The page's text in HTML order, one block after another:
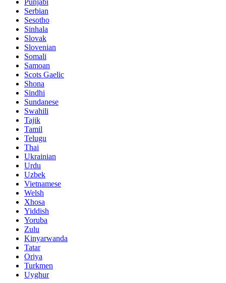
Serbian
Sesotho
Sinhala
Slovak
Slovenian
Somali
Samoan
Scots Gaelic
Shona
Sindhi
Sundanese
Swahili
Tajik
Tamil
Telugu
Thai
Ukrainian
Urdu
Uzbek
Vietnamese
Welsh
Xhosa
Yiddish
Yoruba
Zulu
Kinyarwanda
Tatar
Oriya
Turkmen
Uyghur